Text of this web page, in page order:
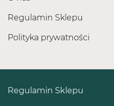
Regulamin Sklepu
Polityka prywatności
Regulamin Sklepu